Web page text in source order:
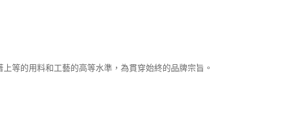
等的用料和工藝的高等水準，為貫穿始終的品牌宗旨。